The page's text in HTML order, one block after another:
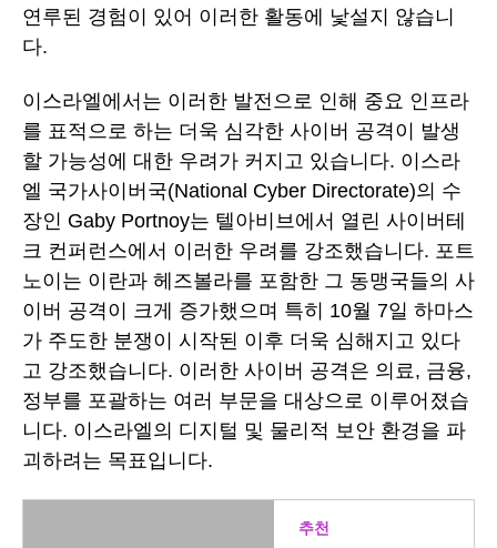
연루된 경험이 있어 이러한 활동에 낯설지 않습니
다.
이스라엘에서는 이러한 발전으로 인해 중요 인프라
를 표적으로 하는 더욱 심각한 사이버 공격이 발생
할 가능성에 대한 우려가 커지고 있습니다. 이스라
엘 국가사이버국(National Cyber Directorate)의 수
장인 Gaby Portnoy는 텔아비브에서 열린 사이버테
크 컨퍼런스에서 이러한 우려를 강조했습니다. 포트
노이는 이란과 헤즈볼라를 포함한 그 동맹국들의 사
이버 공격이 크게 증가했으며 특히 10월 7일 하마스
가 주도한 분쟁이 시작된 이후 더욱 심해지고 있다
고 강조했습니다. 이러한 사이버 공격은 의료, 금융,
정부를 포괄하는 여러 부문을 대상으로 이루어졌습
니다. 이스라엘의 디지털 및 물리적 보안 환경을 파
괴하려는 목표입니다.
추천